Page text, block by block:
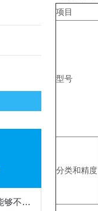
热电偶用补偿电缆的使用能够不损失信号质量
项目
型号
分类和精度